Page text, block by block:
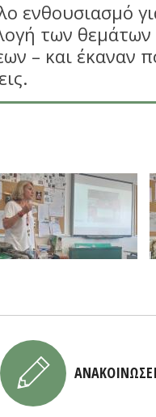
ενθουσιασμό
των θεμάτων
– και έκαναν